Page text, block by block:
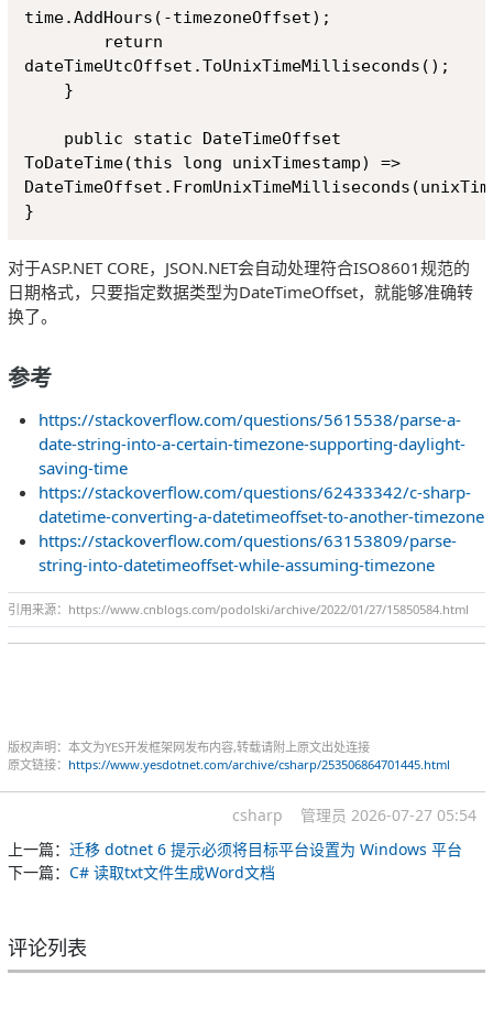
time.AddHours(-timezoneOffset);
dateTimeUtcOffset.ToUnixTimeMilliseconds();
ToDateTime(this long unixTimestamp) =>
对于ASP.NET CORE，JSON.NET会自动处理符合ISO8601规范的
日期格式，只要指定数据类型为DateTimeOffset，就能够准确转
换了。
参考
https://stackoverflow.com/questions/5615538/parse-a-
date-string-into-a-certain-timezone-supporting-daylight-
saving-time
https://stackoverflow.com/questions/62433342/c-sharp-
datetime-converting-a-datetimeoffset-to-another-timezone
https://stackoverflow.com/questions/63153809/parse-
string-into-datetimeoffset-while-assuming-timezone
引用来源：https://www.cnblogs.com/podolski/archive/2022/01/27/15850584.html
版权声明：本文为YES开发框架网发布内容,转载请附上原文出处连接
原文链接： https://www.yesdotnet.com/archive/csharp/253506864701445.html
csharp 管理员 2026-07-27 05:54
上一篇： 迁移 dotnet 6 提示必须将目标平台设置为 Windows 平台
下一篇： C# 读取txt文件生成Word文档
评论列表